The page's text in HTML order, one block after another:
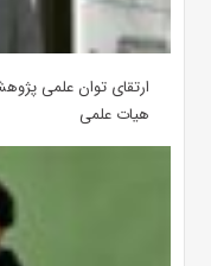
ارتقای توان علمی
هیات علمی